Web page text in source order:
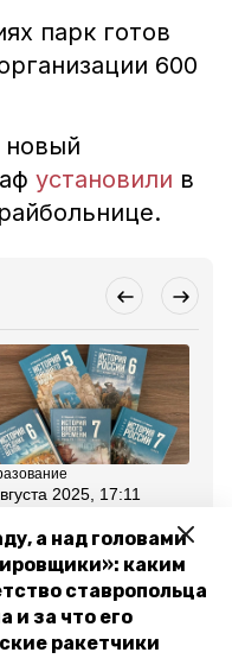
а над головами
каким
ставропольца
и за что его
ракетчики
парк готов
600
новый
установили в
2025, 17:11
получили
Ставрополья